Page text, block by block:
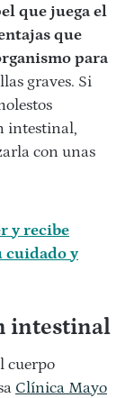
que juega el
que
para
graves. Si
intestinal,
con unas
y recibe
cuidado y
intestinal
cuerpo
Clínica Mayo